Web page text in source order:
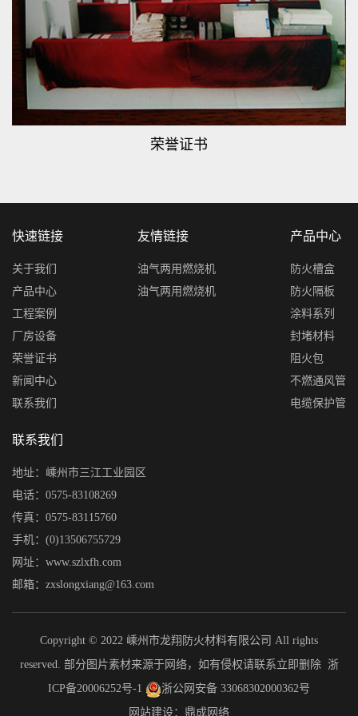
荣誉证书
快速链接
关于我们
产品中心
工程案例
厂房设备
荣誉证书
新闻中心
联系我们
友情链接
油气两用燃烧机
油气两用燃烧机
产品中心
防火槽盒
防火隔板
涂料系列
封堵材料
阻火包
不燃通风管
电缆保护管
联系我们
地址：嵊州市三江工业园区
电话：0575-83108269
传真：0575-83115760
手机：(0)13506755729
网址：www.szlxfh.com
邮箱：zxslongxiang@163.com
Copyright © 2022 嵊州市龙翔防火材料有限公司 All rights
reserved. 部分图片素材来源于网络，如有侵权请联系立即删除 浙
ICP备20006252号-1
浙公网安备 33068302000362号
网站建设：鼎成网络